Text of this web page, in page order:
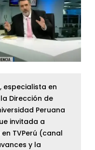
especialista en
Dirección de
Peruana
invitada a
TVPerú (canal
y la